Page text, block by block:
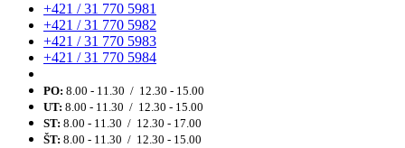
+421 / 31 770 5981
+421 / 31 770 5982
+421 / 31 770 5983
+421 / 31 770 5984
PO: 8.00 - 11.30 / 12.30 - 15.00
UT: 8.00 - 11.30 / 12.30 - 15.00
ST: 8.00 - 11.30 / 12.30 - 17.00
ŠT: 8.00 - 11.30 / 12.30 - 15.00